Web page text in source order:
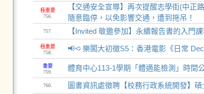
極重要
756.
【交通安全宣導】再次提醒志學街(中正
隨意臨停，以免影響交通，遭到拖吊！
757. 【Invited 敬邀參加】永續報告書的入門
極重要
758.
📢⪦ 樂閣大初徵S5：香港電影《日常
重要
759.
體育中心113-1學期「體適能檢測」時間
760. 圖書資訊處徵聘【校務行政系統開發】